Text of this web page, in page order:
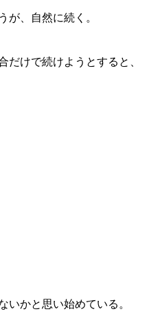
が、自然に続く。
だけで続けようとすると、
いかと思い始めている。